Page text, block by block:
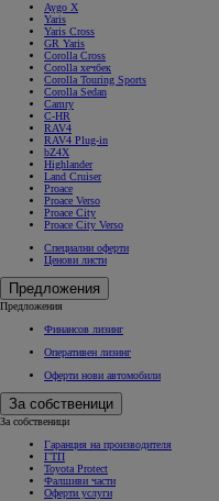
Aygo X
Yaris
Yaris Cross
GR Yaris
Corolla Cross
Corolla хечбек
Corolla Touring Sports
Corolla Sedan
Camry
C-HR
RAV4
RAV4 Plug-in
bZ4X
Highlander
Land Cruiser
Proace
Proace Verso
Proace City
Proace City Verso
Специални оферти
Ценови листи
Предложения
Предложения
Финансов лизинг
Оперативен лизинг
Оферти нови автомобили
За собственици
За собственици
Гаранция на производителя
ГТП
Toyota Protect
Фалшиви части
Оферти услуги